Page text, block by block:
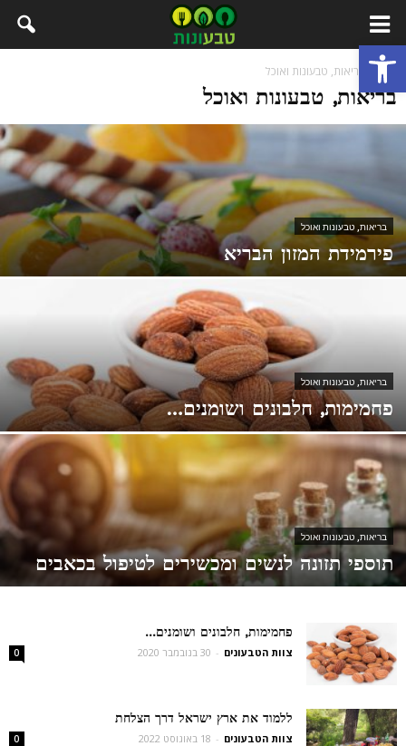
פתח סרגל נגישות
בית בריאות, טבעונות ואוכל
בריאות, טבעונות ואוכל
בריאות, טבעונות ואוכל
פירמידת המזון הבריא
בריאות, טבעונות ואוכל
פחמימות, חלבונים ושומנים…
בריאות, טבעונות ואוכל
תוספי תזונה לנשים ומכשירים לטיפול בכאבים
פחמימות, חלבונים ושומנים…
צוות הטבעונים - 30 בנובמבר 2020 0
ללמוד את ארץ ישראל דרך הצלחת
צוות הטבעונים - 18 באוגוסט 2022 0